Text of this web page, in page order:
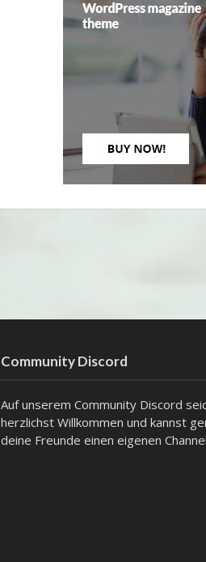
Community Discord
Auf unserem Community Discord
herzlichst Willkommen und kannst
deine Freunde einen eigenen